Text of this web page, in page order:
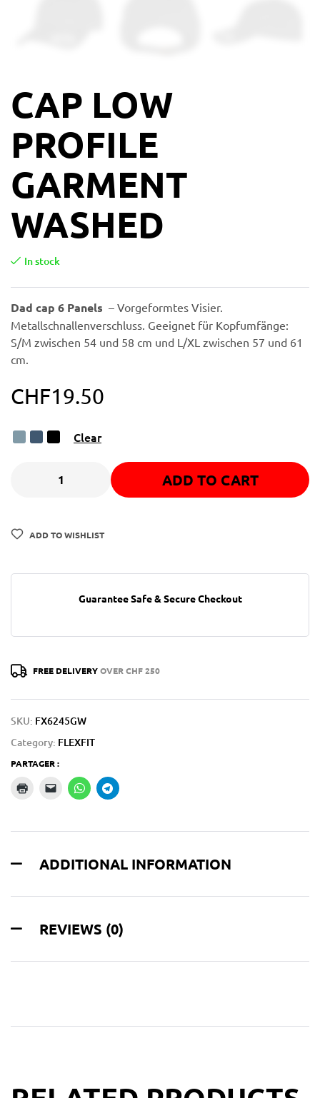
CAP LOW
PROFILE
GARMENT
WASHED
In stock
Dad cap 6 Panels – Vorgeformtes Visier.
Metallschnallenverschluss. Geeignet für Kopfumfänge:
S/M zwischen 54 und 58 cm und L/XL zwischen 57 und 61
cm.
CHF19.50
Clear
ADD TO CART
ADD TO WISHLIST
Guarantee Safe & Secure Checkout
FREE DELIVERYOVER CHF 250
SKU: FX6245GW
Category: FLEXFIT
PARTAGER :
ADDITIONAL INFORMATION
REVIEWS (0)